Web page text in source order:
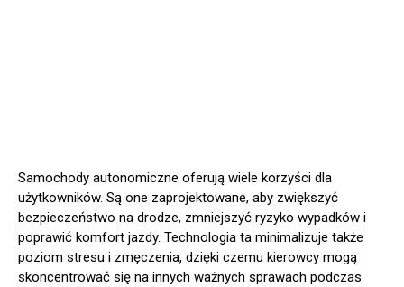
Samochody autonomiczne oferują wiele korzyści dla
użytkowników. Są one zaprojektowane, aby zwiększyć
bezpieczeństwo na drodze, zmniejszyć ryzyko wypadków i
poprawić komfort jazdy. Technologia ta minimalizuje także
poziom stresu i zmęczenia, dzięki czemu kierowcy mogą
skoncentrować się na innych ważnych sprawach podczas